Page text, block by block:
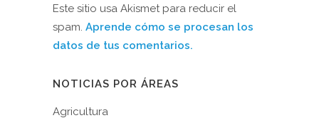
Este sitio usa Akismet para reducir el
spam. Aprende cómo se procesan los
datos de tus comentarios.
NOTICIAS POR ÁREAS
Agricultura